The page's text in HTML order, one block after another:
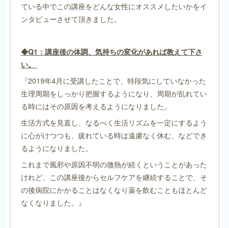
ている中でこの講座をどんな女性にオススメしたいかをイ
ンタビューさせて頂きました。
◆Q1：講座後の体調、気持ちの変化があれば教えて下さ
い。
『2019年4月に受講したことで、特段気にしていなかった
生理周期をしっかり把握するようになり、周期が乱れてい
る時にはその原因を考えるようになりました。
生活方式を見直し、なるべく生活リズムを一定にするよう
に心がけつつも、疲れている時は遠慮なく休む、などでき
るようになりました。
これまで風邪や原因不明の微熱が続くということがあった
けれど、この講座後からセルフケアを継続することで、そ
の後病院にかかることはなくなり薬を飲むこともほとんど
なくなりました。』